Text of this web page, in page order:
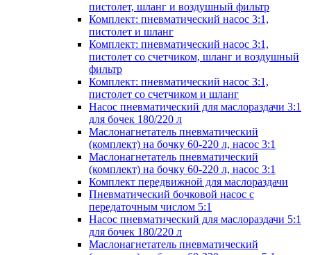
пистолет, шланг и воздушный фильтр
Комплект: пневматический насос 3:1,
пистолет и шланг
Комплект: пневматический насос 3:1,
пистолет со счетчиком, шланг и воздушный
фильтр
Комплект: пневматический насос 3:1,
пистолет со счетчиком и шланг
Насос пневматический для маслораздачи 3:1
для бочек 180/220 л
Маслонагнетатель пневматический
(комплект) на бочку 60-220 л, насос 3:1
Маслонагнетатель пневматический
(комплект) на бочку 60-220 л, насос 3:1
Комплект передвижной для маслораздачи
Пневматический бочковой насос с
передаточным числом 5:1
Насос пневматический для маслораздачи 5:1
для бочек 180/220 л
Маслонагнетатель пневматический